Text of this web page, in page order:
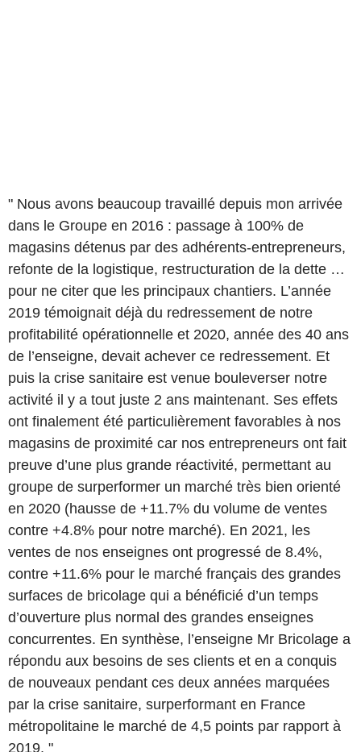
" Nous avons beaucoup travaillé depuis mon arrivée
dans le Groupe en 2016 : passage à 100% de
magasins détenus par des adhérents-entrepreneurs,
refonte de la logistique, restructuration de la dette …
pour ne citer que les principaux chantiers. L’année
2019 témoignait déjà du redressement de notre
profitabilité opérationnelle et 2020, année des 40 ans
de l’enseigne, devait achever ce redressement. Et
puis la crise sanitaire est venue bouleverser notre
activité il y a tout juste 2 ans maintenant. Ses effets
ont finalement été particulièrement favorables à nos
magasins de proximité car nos entrepreneurs ont fait
preuve d’une plus grande réactivité, permettant au
groupe de surperformer un marché très bien orienté
en 2020 (hausse de +11.7% du volume de ventes
contre +4.8% pour notre marché). En 2021, les
ventes de nos enseignes ont progressé de 8.4%,
contre +11.6% pour le marché français des grandes
surfaces de bricolage qui a bénéficié d’un temps
d’ouverture plus normal des grandes enseignes
concurrentes. En synthèse, l’enseigne Mr Bricolage a
répondu aux besoins de ses clients et en a conquis
de nouveaux pendant ces deux années marquées
par la crise sanitaire, surperformant en France
métropolitaine le marché de 4,5 points par rapport à
2019. "